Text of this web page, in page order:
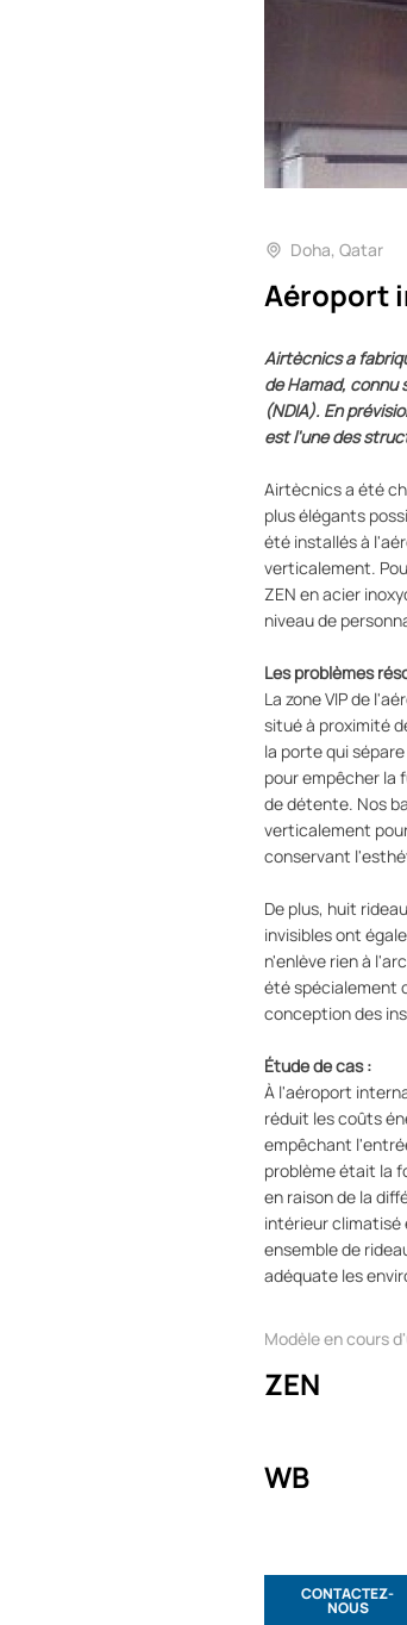
Doha, Qatar
Aéroport
Airtècnics a
de Hamad, connu
(NDIA). En
est l'une des
Airtècnics a été
plus élégants
été installés à
verticalement.
ZEN en acier
niveau de
Les problèmes
La zone VIP de
situé à proximité
la porte qui
pour empêcher la
de détente. Nos
verticalement
conservant
De plus, huit
invisibles ont
n'enlève rien à
été spécialement
conception des
Étude de cas :
À l'aéroport
réduit les coûts
empêchant
problème était la
en raison de la
intérieur climatisé
ensemble de
adéquate les
Modèle en cours
ZEN
WB
CONTACTEZ-
NOUS